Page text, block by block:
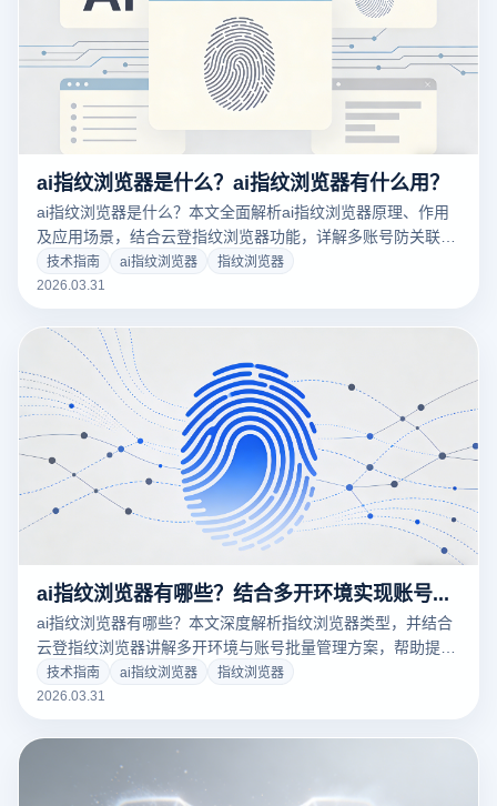
ai指纹浏览器是什么？ai指纹浏览器有什么用？
ai指纹浏览器是什么？本文全面解析ai指纹浏览器原理、作用
及应用场景，结合云登指纹浏览器功能，详解多账号防关联与
高效运营方案，帮助跨境电商与营销人员提升账号安全与效
率。
技术指南 ai指纹浏览器
指纹浏览器
2026.03.31
ai指纹浏览器有哪些？结合多开环境实现账号批量管理方案
ai指纹浏览器有哪些？本文深度解析指纹浏览器类型，并结合
云登指纹浏览器讲解多开环境与账号批量管理方案，帮助提升
账号安全与运营效率，适用于跨境电商与社媒运营场景。
技术指南 ai指纹浏览器
指纹浏览器
2026.03.31